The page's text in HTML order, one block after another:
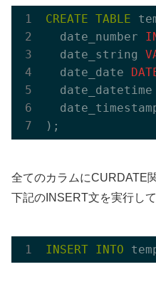
CREATE TABLE
  date_number
  date_string
  date_date
date_datetime
全てのカラムにCURDATE
下記のINSERT文を実行して
INSERT INTO